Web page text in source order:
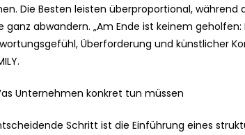
Die Besten leisten überproportional,
ganz abwandern. „Am Ende ist keinem
Überforderung und künstlicher
Unternehmen konkret tun müssen
Schritt ist die Einführung eines